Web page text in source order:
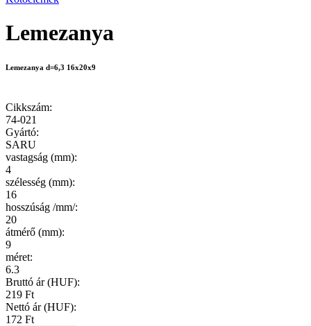
Lemezanya
Lemezanya d=6,3 16x20x9
Cikkszám:
74-021
Gyártó:
SARU
vastagság (mm):
4
szélesség (mm):
16
hosszúság /mm/:
20
átmérő (mm):
9
méret:
6.3
Bruttó ár (HUF):
219 Ft
Nettó ár (HUF):
172 Ft